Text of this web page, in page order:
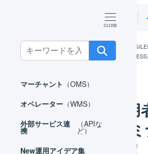
Search
for:
マーチャント （OMS）
オペレーター （WMS）
外部サービス連
携
（APIな
ど）
New運用アイデア集
ホーム お知らせ ニュース
ンラインセミナー「仕組みから学べる！
LOGILESSご利用
けオンラインセ
組みから学べる！